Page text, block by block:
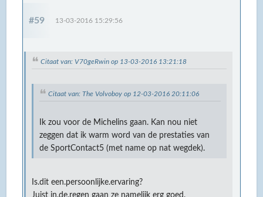
#59 13-03-2016 15:29:56
Citaat van: V70geRwin op 13-03-2016 13:21:18
Citaat van: The Volvoboy op 12-03-2016 20:11:06
Ik zou voor de Michelins gaan. Kan nou niet
zeggen dat ik warm word van de prestaties van
de SportContact5 (met name op nat wegdek).
Is.dit een.persoonlijke.ervaring?
Juist in.de.regen gaan ze namelijk erg goed.